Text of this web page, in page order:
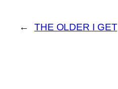
← THE OLDER I GET